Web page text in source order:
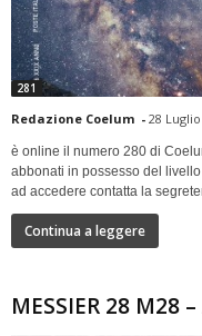
281
Redazione Coelum - 28
è online il numero 280 di
abbonati in possesso del
ad accedere contatta la
Continua a leggere
MESSIER 28 M28